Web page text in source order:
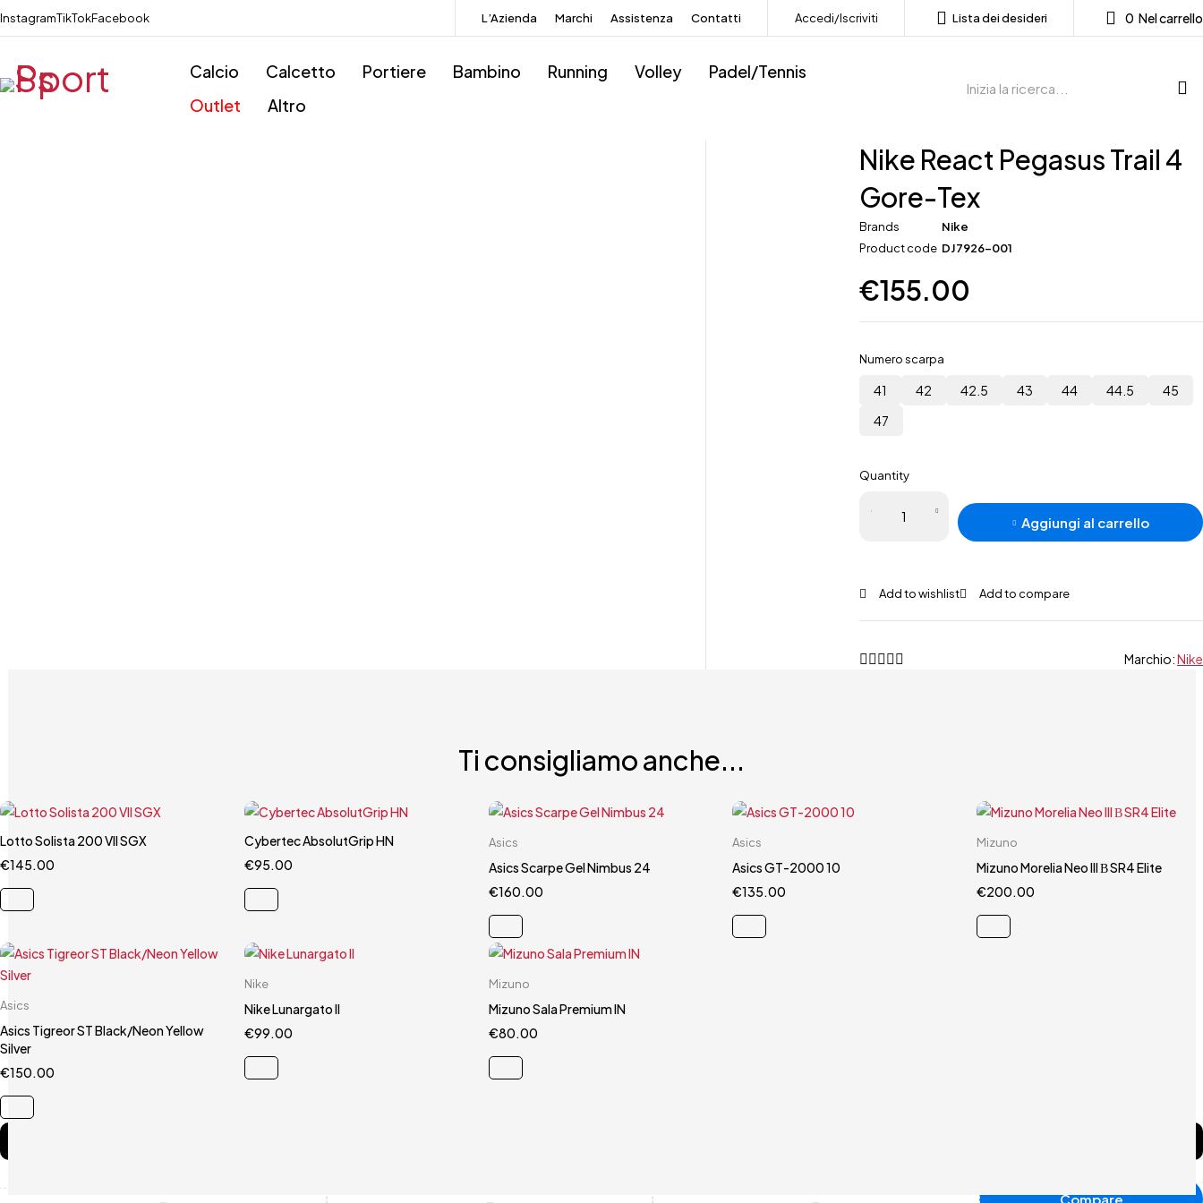
InstagramTikTokFacebook L’Azienda Marchi Assistenza Contatti Accedi/Iscriviti Lista dei desideri 0 Nel carrello
Calcio Calcetto Portiere Bambino Running Volley
Padel/Tennis
Outlet
Altro
Nike React Pegasus Trail 4
Gore-Tex
Brands
Nike
Product code DJ7926-001
€155.00
Numero scarpa
41 42 42.5 43 44 44.5
45
47
Quantity
Gore-
Aggiungi al carrello
Marchio:Nike
Ti consigliamo anche...
Carrello rapido
Lotto Solista 200 VII SGX
€145.00
Carrello rapido
Cybertec AbsolutGrip HN
€95.00
44
44.5
Asics
Asics Scarpe Gel Nimbus 24
€160.00
40.5
Asics
Asics GT-2000 10
€135.00
40.5
Mizuno
Mizuno Morelia Neo III Β SR4 Elite
€200.00
41.5
Asics
Asics Tigreor ST Black/Neon Yellow
Silver
€150.00
40.5
Nike
Nike Lunargato II
€99.00
44.5
Mizuno
Mizuno Sala Premium IN
€80.00
Compare